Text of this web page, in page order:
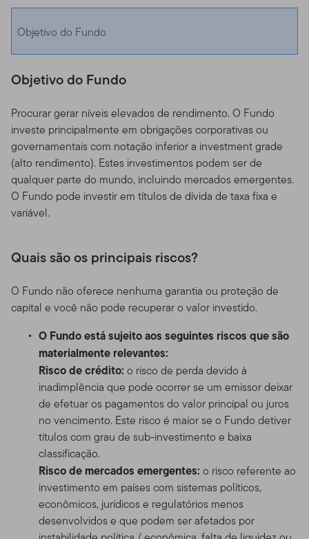
Objetivo do Fundo
Objetivo do Fundo
Procurar gerar níveis elevados de rendimento. O Fundo
investe principalmente em obrigações corporativas ou
governamentais com notação inferior a investment grade
(alto rendimento). Estes investimentos podem ser de
qualquer parte do mundo, incluindo mercados emergentes.
O Fundo pode investir em títulos de dívida de taxa fixa e
variável.
Quais são os principais riscos?
O Fundo não oferece nenhuma garantia ou proteção de
capital e você não pode recuperar o valor investido.
O Fundo está sujeito aos seguintes riscos que são
materialmente relevantes:
Risco de crédito: o risco de perda devido à
inadimplência que pode ocorrer se um emissor deixar
de efetuar os pagamentos do valor principal ou juros
no vencimento. Este risco é maior se o Fundo detiver
títulos com grau de sub-investimento e baixa
classificação.
Risco de mercados emergentes: o risco referente ao
investimento em países com sistemas políticos,
econômicos, jurídicos e regulatórios menos
desenvolvidos e que podem ser afetados por